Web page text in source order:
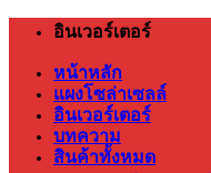
ข้าม
เนื้อหา
อินเวอร์เตอร์
หน้าหลัก
แผงโซล่าเซลล์
อินเวอร์เตอร์
บทความ
สินค้าทั้งหมด